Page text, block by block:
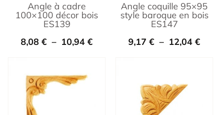
Angle à cadre
100×100 décor bois
ES139
8,08 € – 10,94 €
Angle coquille 95×95
style baroque en bois
ES147
9,17 € – 12,04 €